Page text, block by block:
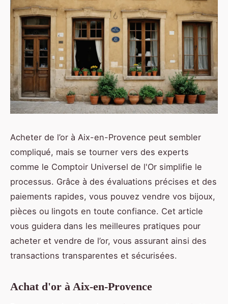
Acheter de l’or à Aix-en-Provence peut sembler
compliqué, mais se tourner vers des experts
comme le Comptoir Universel de l'Or simplifie le
processus. Grâce à des évaluations précises et des
paiements rapides, vous pouvez vendre vos bijoux,
pièces ou lingots en toute confiance. Cet article
vous guidera dans les meilleures pratiques pour
acheter et vendre de l’or, vous assurant ainsi des
transactions transparentes et sécurisées.
Achat d'or à Aix-en-Provence